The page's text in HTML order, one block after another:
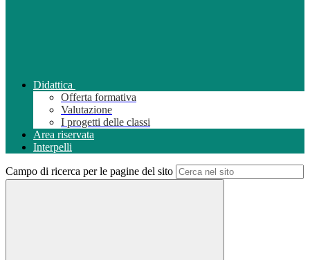
Didattica
Offerta formativa
Valutazione
I progetti delle classi
Area riservata
Interpelli
Campo di ricerca per le pagine del sito